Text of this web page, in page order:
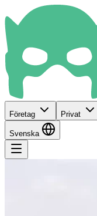
Företag Privat
Svenska